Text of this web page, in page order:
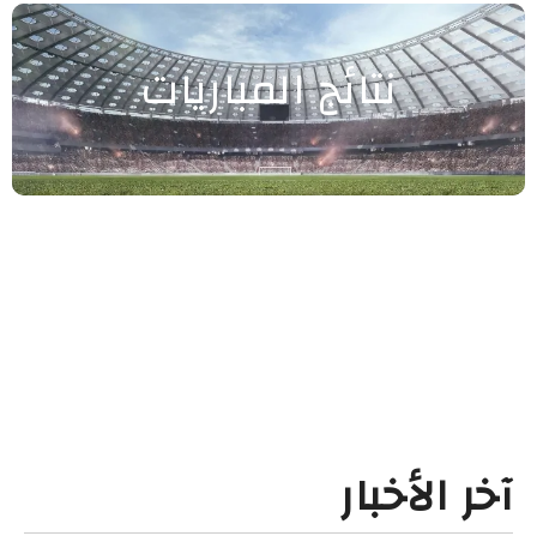
نتائج المباريات
آخر الأخبار